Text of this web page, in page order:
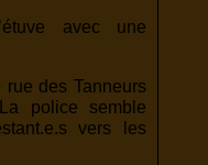
avec une
des Tanneurs
police semble
vers les